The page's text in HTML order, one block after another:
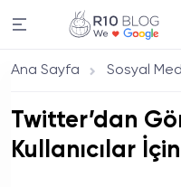
Ana Sayfa Sosyal
Twitter’dan
Kullanıcılar